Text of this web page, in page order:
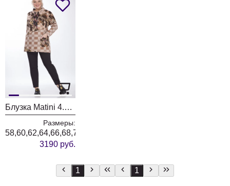
Блузка Matini 4.1272 клетка
Размеры:
58,60,62,64,66,68,70,72,74
3190 руб.
1 1